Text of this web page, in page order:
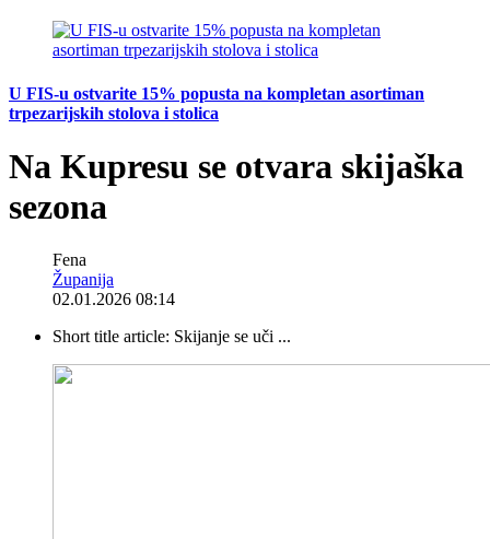
U FIS-u ostvarite 15% popusta na kompletan asortiman
trpezarijskih stolova i stolica
Na Kupresu se otvara skijaška
sezona
Fena
Županija
02.01.2026 08:14
Short title article: Skijanje se uči ...